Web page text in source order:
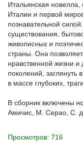
Итальянская
Италии и первой
познавательной
существования,
живописных и
страны. Она
нравственной жизни и
поколений,
в массе глубоких,
В сборник включены
Амичис, М. Серао, С.
Просмотров: 716